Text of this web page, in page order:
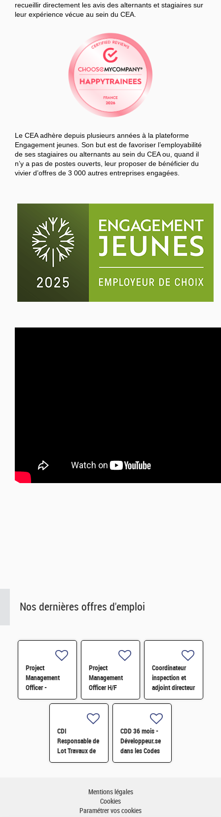
recueillir directement les avis des alternants et stagiaires sur
leur expérience vécue au sein du CEA.
Le CEA adhère depuis plusieurs années à la plateforme
Engagement jeunes. Son but est de favoriser l’employabilité
de ses stagiaires ou alternants au sein du CEA ou, quand il
n’y a pas de postes ouverts, leur proposer de bénéficier du
vivier d’offres de 3 000 autres entreprises engagées.
Nos dernières offres d'emploi
Project
Management
Officer -
Référent Cost
Engineering H/F
Project
Management
Officer H/F
Coordinateur
inspection et
adjoint directeur
qualité/inspection
– Projet RJH
H/F
CDI
Responsable de
Lot Travaux de
Démantèlement
CDD 36 mois -
Développeur.se
dans les Codes
de Traitement
Monte-Carlo H/F
Mentions légales
Cookies
Paramétrer vos cookies